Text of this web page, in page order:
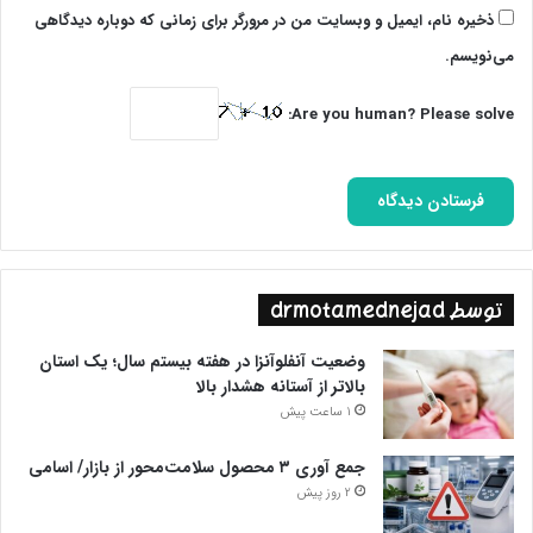
ذخیره نام، ایمیل و وبسایت من در مرورگر برای زمانی که دوباره دیدگاهی
می‌نویسم.
Are you human? Please solve:
توسط drmotamednejad
وضعیت آنفلوآنزا در هفته بیستم سال؛ یک استان
بالاتر از آستانه هشدار بالا
1 ساعت پیش
جمع آوری ۳ محصول سلامت‌محور از بازار/ اسامی
2 روز پیش